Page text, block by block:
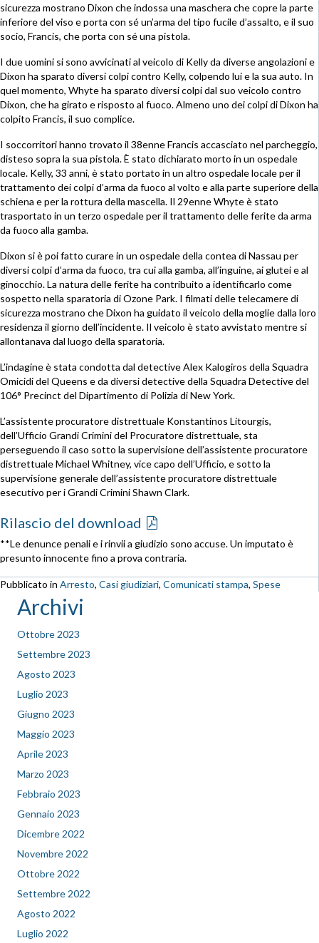
sicurezza mostrano Dixon che indossa una maschera che copre la parte
inferiore del viso e porta con sé un’arma del tipo fucile d’assalto, e il suo
socio, Francis, che porta con sé una pistola.
I due uomini si sono avvicinati al veicolo di Kelly da diverse angolazioni e
Dixon ha sparato diversi colpi contro Kelly, colpendo lui e la sua auto. In
quel momento, Whyte ha sparato diversi colpi dal suo veicolo contro
Dixon, che ha girato e risposto al fuoco. Almeno uno dei colpi di Dixon ha
colpito Francis, il suo complice.
I soccorritori hanno trovato il 38enne Francis accasciato nel parcheggio,
disteso sopra la sua pistola. È stato dichiarato morto in un ospedale
locale. Kelly, 33 anni, è stato portato in un altro ospedale locale per il
trattamento dei colpi d’arma da fuoco al volto e alla parte superiore della
schiena e per la rottura della mascella. Il 29enne Whyte è stato
trasportato in un terzo ospedale per il trattamento delle ferite da arma
da fuoco alla gamba.
Dixon si è poi fatto curare in un ospedale della contea di Nassau per
diversi colpi d’arma da fuoco, tra cui alla gamba, all’inguine, ai glutei e al
ginocchio. La natura delle ferite ha contribuito a identificarlo come
sospetto nella sparatoria di Ozone Park. I filmati delle telecamere di
sicurezza mostrano che Dixon ha guidato il veicolo della moglie dalla loro
residenza il giorno dell’incidente. Il veicolo è stato avvistato mentre si
allontanava dal luogo della sparatoria.
L’indagine è stata condotta dal detective Alex Kalogiros della Squadra
Omicidi del Queens e da diversi detective della Squadra Detective del
106° Precinct del Dipartimento di Polizia di New York.
L’assistente procuratore distrettuale Konstantinos Litourgis,
dell’Ufficio Grandi Crimini del Procuratore distrettuale, sta
perseguendo il caso sotto la supervisione dell’assistente procuratore
distrettuale Michael Whitney, vice capo dell’Ufficio, e sotto la
supervisione generale dell’assistente procuratore distrettuale
esecutivo per i Grandi Crimini Shawn Clark.
Rilascio del download
**Le denunce penali e i rinvii a giudizio sono accuse. Un imputato è
presunto innocente fino a prova contraria.
Pubblicato in Arresto, Casi giudiziari, Comunicati stampa, Spese
Archivi
Ottobre 2023
Settembre 2023
Agosto 2023
Luglio 2023
Giugno 2023
Maggio 2023
Aprile 2023
Marzo 2023
Febbraio 2023
Gennaio 2023
Dicembre 2022
Novembre 2022
Ottobre 2022
Settembre 2022
Agosto 2022
Luglio 2022